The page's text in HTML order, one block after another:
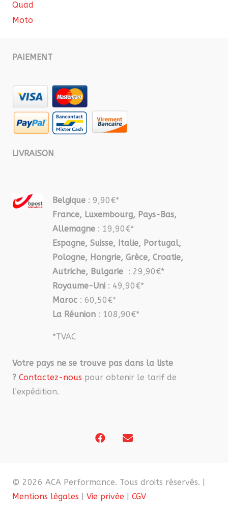
Quad
Moto
PAIEMENT
LIVRAISON
Belgique : 9,90€*
France, Luxembourg, Pays-Bas,
Allemagne : 19,90€*
Espagne, Suisse, Italie, Portugal,
Pologne, Hongrie, Grèce, Croatie,
Autriche, Bulgarie : 29,90€*
Royaume-Uni : 49,90€*
Maroc : 60,50€*
La Réunion : 108,90€*
*TVAC
Votre pays ne se trouve pas dans la liste
? Contactez-nous pour obtenir le tarif de
l’expédition.
© 2026 ACA Performance. Tous droits réservés. |
Mentions légales | Vie privée | CGV